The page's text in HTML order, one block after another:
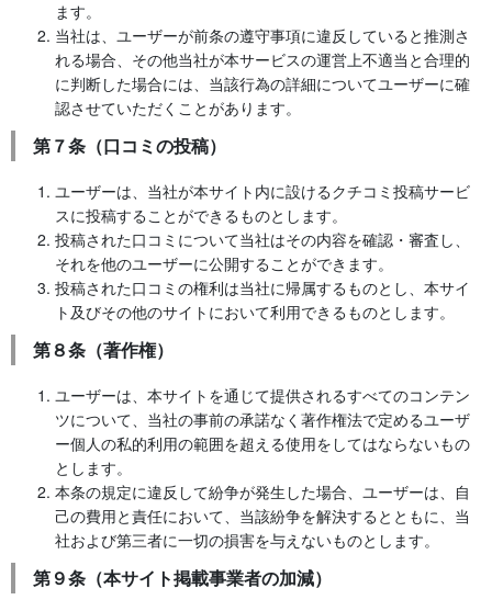
ます。
当社は、ユーザーが前条の遵守事項に違反していると推測さ
れる場合、その他当社が本サービスの運営上不適当と合理的
に判断した場合には、当該行為の詳細についてユーザーに確
認させていただくことがあります。
第７条（口コミの投稿）
ユーザーは、当社が本サイト内に設けるクチコミ投稿サービ
スに投稿することができるものとします。
投稿された口コミについて当社はその内容を確認・審査し、
それを他のユーザーに公開することができます。
投稿された口コミの権利は当社に帰属するものとし、本サイ
ト及びその他のサイトにおいて利用できるものとします。
第８条（著作権）
ユーザーは、本サイトを通じて提供されるすべてのコンテン
ツについて、当社の事前の承諾なく著作権法で定めるユーザ
ー個人の私的利用の範囲を超える使用をしてはならないもの
とします。
本条の規定に違反して紛争が発生した場合、ユーザーは、自
己の費用と責任において、当該紛争を解決するとともに、当
社および第三者に一切の損害を与えないものとします。
第９条（本サイト掲載事業者の加減）